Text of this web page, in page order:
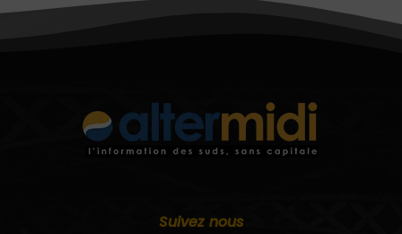
Suivez nous